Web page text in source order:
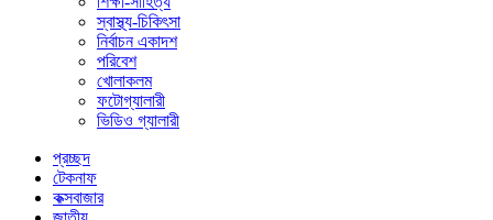
স্বাস্থ্য-চিকিৎসা
নির্বাচন একাদশ
পরিবেশ
খোলাকলম
ফটোগ্যালারী
ভিডিও গ্যালারী
প্রচ্ছদ
টেকনাফ
কক্সবাজার